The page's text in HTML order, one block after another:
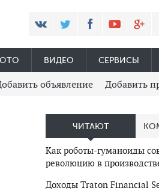
ВИДЕО СЕРВИСЫ
объявление Добавить
ЧИТАЮТ
Как роботы-гуманоиды
революцию в
Доходы Traton Financial